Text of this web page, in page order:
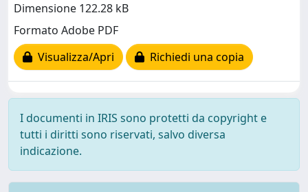
Dimensione 122.28 kB
Formato Adobe PDF
Visualizza/Apri
Richiedi una copia
I documenti in IRIS sono protetti da copyright e
tutti i diritti sono riservati, salvo diversa
indicazione.